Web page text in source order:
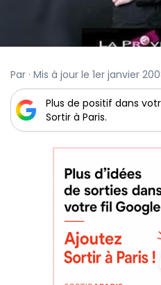
Par · Mis à jour le 1er janvier
Plus de positif dans
Sortir à Paris.